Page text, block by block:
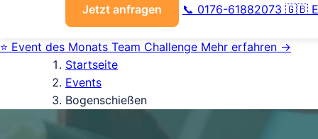
Jetzt anfragen
📞 0176-61882073 🇬🇧
⭐ Event des Monats Team Challenge Mehr erfahren →
Startseite
Events
Bogenschießen